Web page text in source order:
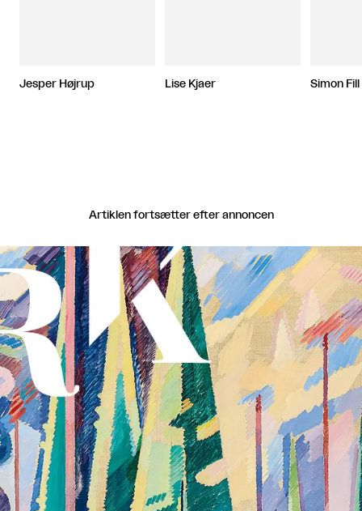
Jesper Højrup Lise Kjaer Simon Fill
Artiklen fortsætter efter annoncen